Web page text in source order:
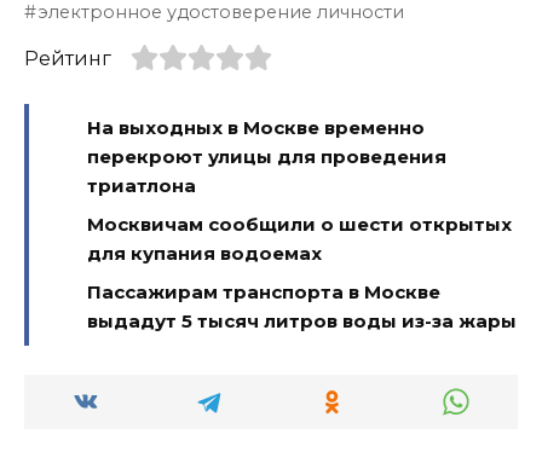
электронное удостоверение личности
Рейтинг
На выходных в Москве временно
перекроют улицы для проведения
триатлона
Москвичам сообщили о шести открытых
для купания водоемах
Пассажирам транспорта в Москве
выдадут 5 тысяч литров воды из-за жары